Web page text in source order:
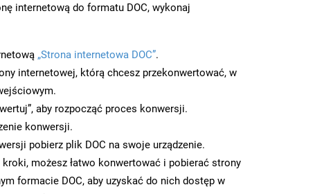
internetową do formatu DOC, wykonaj
„Strona internetowa DOC”.
internetowej, którą chcesz przekonwertować, w
aby rozpocząć proces konwersji.
konwersji.
pobierz plik DOC na swoje urządzenie.
możesz łatwo konwertować i pobierać strony
formacie DOC, aby uzyskać do nich dostęp w